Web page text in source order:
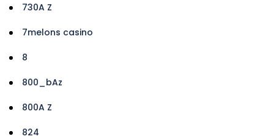
730A Z
7melons casino
8
800_bAz
800A Z
824